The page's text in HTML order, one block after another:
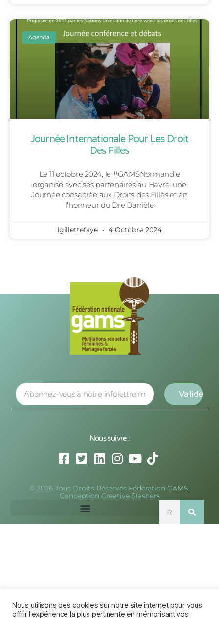
Agenda
Journée Internationale Pour Les Droit
Des Filles
Le 11 octobre 2024, le #GAMSNormandie
organise avec ses partenaires au Havre, une
Journée consacrée aux Droits des Filles et en
l’honneur du Dre Danièle
Igillettefaye 4 Octobre 2024
Nous suivre :
© 2026 Tous Droits Réservés Fédération GAMS,
Conception Creative Slashers
Nous utilisons des cookies sur notre site internet pour vous
offrir l'expérience la plus pertinente en mémorisant vos